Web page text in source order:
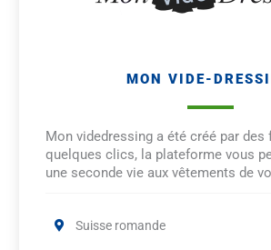
MON VIDE-
Mon videdressing a été créé par des
quelques clics, la plateforme vous
une seconde vie aux vêtements de
Suisse romande